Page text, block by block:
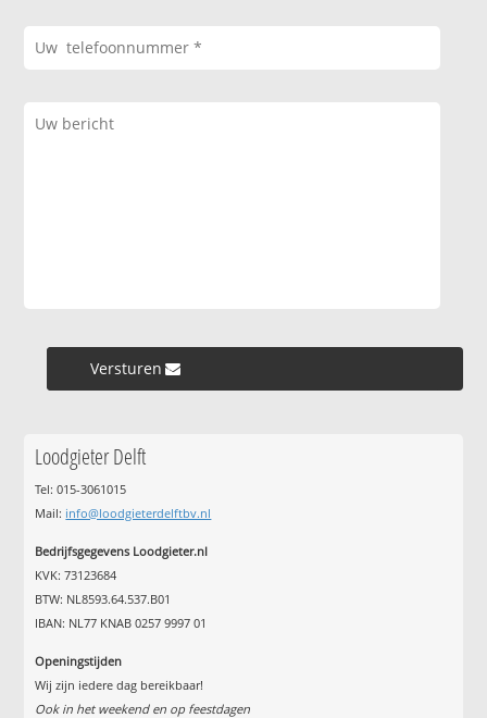
Versturen »
Loodgieter Delft
Tel: 015-3061015
Mail: info@loodgieterdelftbv.nl
Bedrijfsgegevens Loodgieter.nl
KVK: 73123684
BTW: NL8593.64.537.B01
IBAN: NL77 KNAB 0257 9997 01
Openingstijden
Wij zijn iedere dag bereikbaar!
Ook in het weekend en op feestdagen